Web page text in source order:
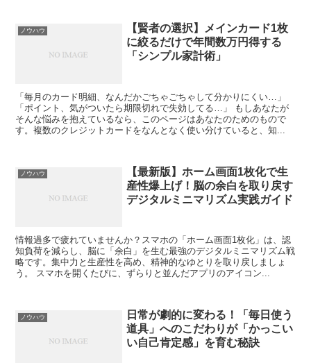
ノウハウ
【賢者の選択】メインカード1枚
に絞るだけで年間数万円得する
「シンプル家計術」
「毎月のカード明細、なんだかごちゃごちゃして分かりにくい…」
「ポイント、気がついたら期限切れで失効してる…」 もしあなたが
そんな悩みを抱えているなら、このページはあなたのためのもので
す。複数のクレジットカードをなんとなく使い分けていると、知...
ノウハウ
【最新版】ホーム画面1枚化で生
産性爆上げ！脳の余白を取り戻す
デジタルミニマリズム実践ガイド
情報過多で疲れていませんか？スマホの「ホーム画面1枚化」は、認
知負荷を減らし、脳に「余白」を生む最強のデジタルミニマリズム戦
略です。集中力と生産性を高め、精神的なゆとりを取り戻しましょ
う。 スマホを開くたびに、ずらりと並んだアプリのアイコン...
ノウハウ
日常が劇的に変わる！「毎日使う
道具」へのこだわりが「かっこい
い自己肯定感」を育む秘訣